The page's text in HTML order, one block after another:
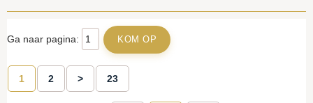
Ga naar pagina:
1 2 > 23